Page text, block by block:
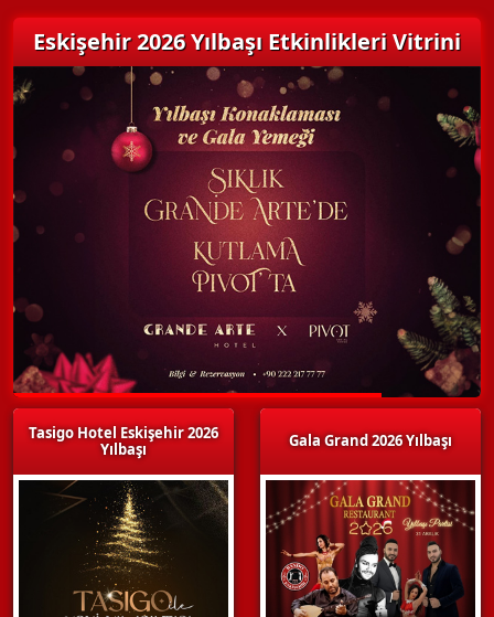
Eskişehir 2026 Yılbaşı Etkinlikleri Vitrini
Tasigo Hotel Eskişehir 2026
Yılbaşı
Gala Grand 2026 Yılbaşı